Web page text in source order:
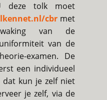
deze tolk moet
cbrmet
van de
van de
examen. De
een individueel
dat kun je zelf niet
je zelf, via de